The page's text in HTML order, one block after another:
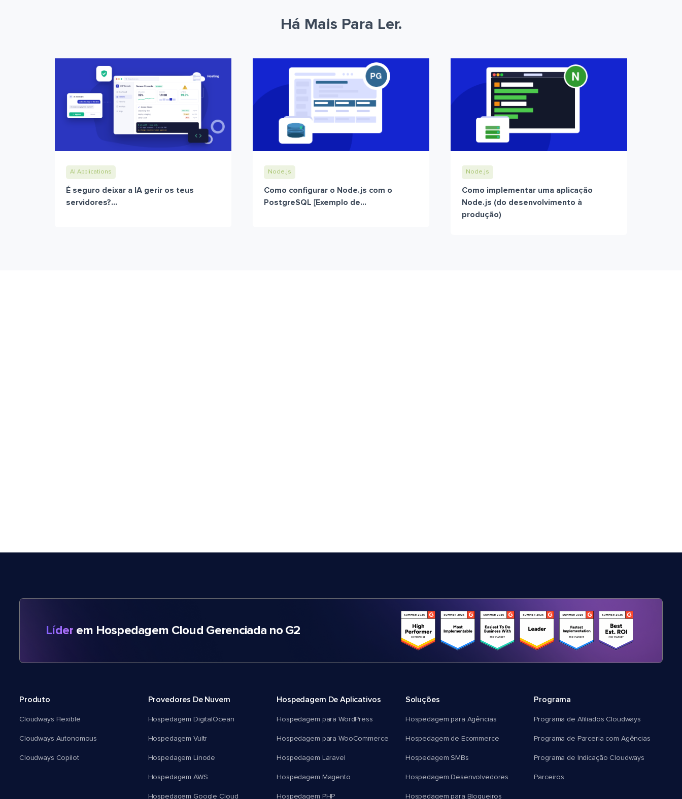
Há Mais Para Ler.
AI Applications
É seguro deixar a IA gerir os teus
servidores?...
Node.js
Como configurar o Node.js com o
PostgreSQL [Exemplo de...
Node.js
Como implementar uma aplicação
Node.js (do desenvolvimento à
produção)
Líder em Hospedagem Cloud Gerenciada no G2
Produto
Cloudways Flexible
Cloudways Autonomous
Cloudways Copilot
Provedores De Nuvem
Hospedagem DigitalOcean
Hospedagem Vultr
Hospedagem Linode
Hospedagem AWS
Hospedagem Google Cloud
Hospedagem De Aplicativos
Hospedagem para WordPress
Hospedagem para WooCommerce
Hospedagem Laravel
Hospedagem Magento
Hospedagem PHP
Soluções
Hospedagem para Agências
Hospedagem de Ecommerce
Hospedagem SMBs
Hospedagem Desenvolvedores
Hospedagem para Blogueiros
Programa
Programa de Afiliados Cloudways
Programa de Parceria com Agências
Programa de Indicação Cloudways
Parceiros